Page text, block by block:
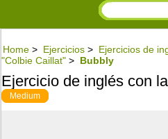
Home > Ejercicios > Ejercicios de
"Colbie Caillat" > Bubbly
Ejercicio de inglés con
Medium